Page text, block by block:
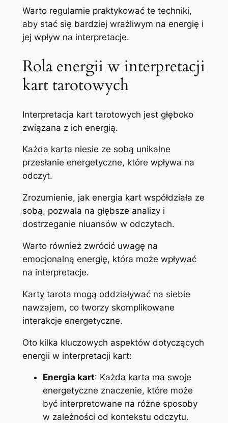
Warto regularnie praktykować te techniki,
aby stać się bardziej wrażliwym na energię i
jej wpływ na interpretacje.
Rola energii w interpretacji
kart tarotowych
Interpretacja kart tarotowych jest głęboko
związana z ich energią.
Każda karta niesie ze sobą unikalne
przesłanie energetyczne, które wpływa na
odczyt.
Zrozumienie, jak energia kart współdziała ze
sobą, pozwala na głębsze analizy i
dostrzeganie niuansów w odczytach.
Warto również zwrócić uwagę na
emocjonalną energię, która może wpływać
na interpretacje.
Karty tarota mogą oddziaływać na siebie
nawzajem, co tworzy skomplikowane
interakcje energetyczne.
Oto kilka kluczowych aspektów dotyczących
energii w interpretacji kart:
Energia kart: Każda karta ma swoje
energetyczne znaczenie, które może
być interpretowane na różne sposoby
w zależności od kontekstu odczytu.